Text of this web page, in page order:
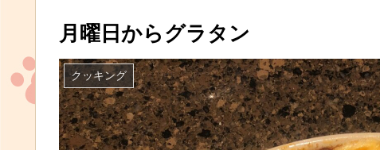
月曜日からグラタン
クッキング